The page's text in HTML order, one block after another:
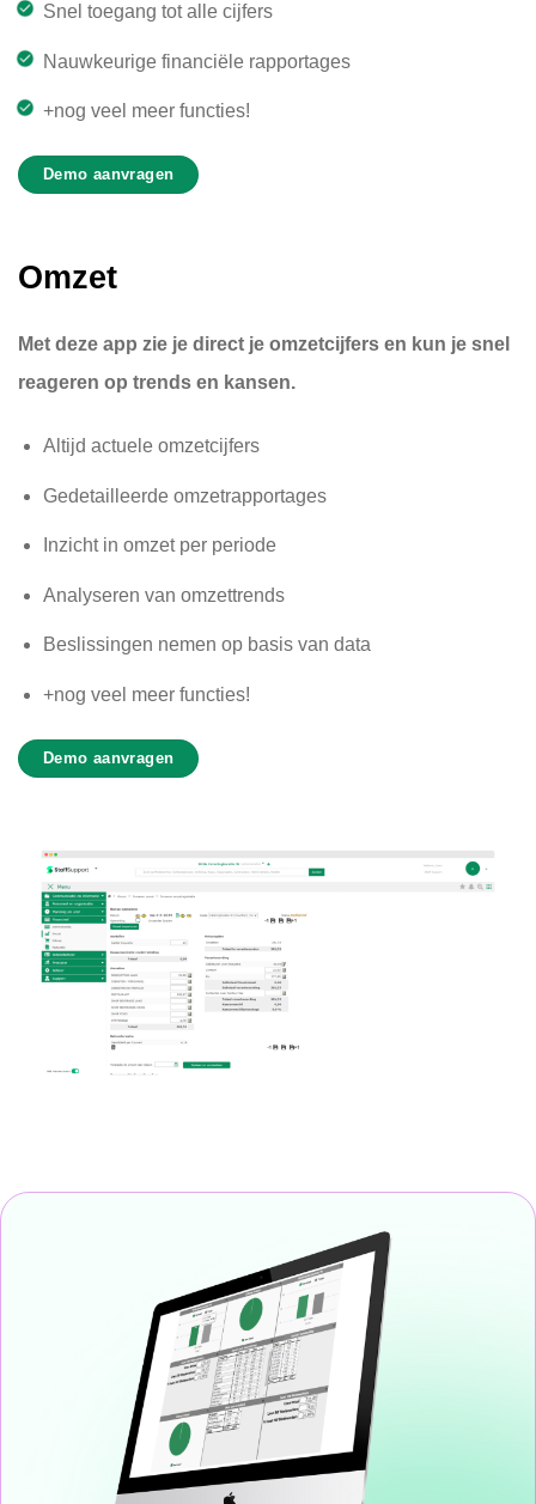
Snel toegang tot alle cijfers
Nauwkeurige financiële rapportages
+nog veel meer functies!
Demo aanvragen
Omzet
Met deze app zie je direct je omzetcijfers en kun je snel
reageren op trends en kansen.
Altijd actuele omzetcijfers
Gedetailleerde omzetrapportages
Inzicht in omzet per periode
Analyseren van omzettrends
Beslissingen nemen op basis van data
+nog veel meer functies!
Demo aanvragen